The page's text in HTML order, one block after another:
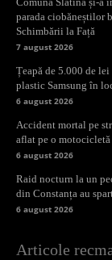
parada ciobăneștilor
Schimbării la Față
7 august 2026
Țeapă de 5.000 de
plastic Samsung în
6 august 2026
Accident mortal pe
aflat pe o
6 august 2026
Raid nocturn la un
din Constanța au
6 august 2026
Articole